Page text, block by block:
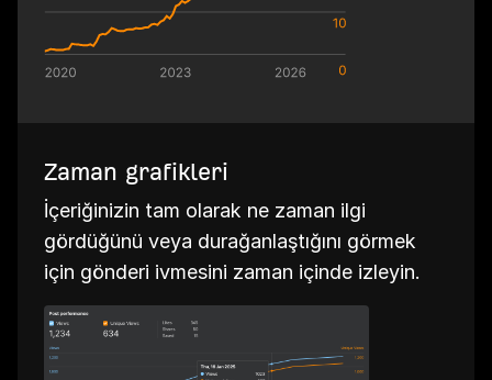
Zaman grafikleri
İçeriğinizin tam olarak ne zaman ilgi
gördüğünü veya durağanlaştığını görmek
için gönderi ivmesini zaman içinde izleyin.